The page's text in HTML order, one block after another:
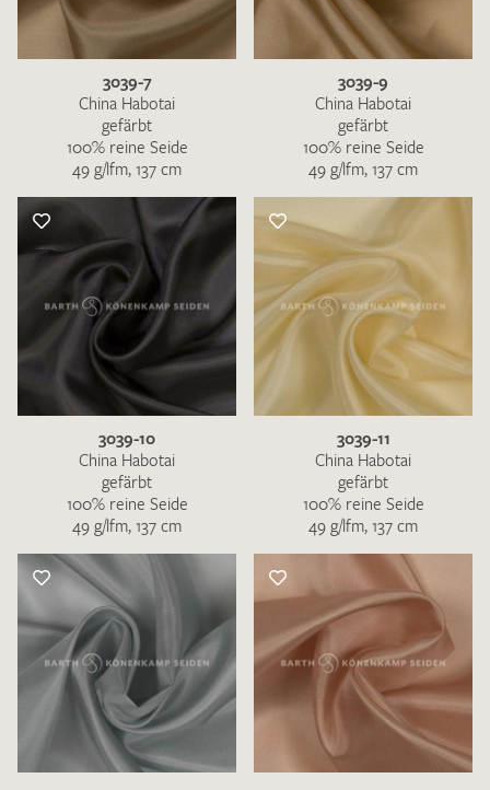
3039-7
China Habotai
gefärbt
100% reine Seide
49 g/lfm, 137 cm
3039-9
China Habotai
gefärbt
100% reine Seide
49 g/lfm, 137 cm
3039-10
China Habotai
gefärbt
100% reine Seide
49 g/lfm, 137 cm
3039-11
China Habotai
gefärbt
100% reine Seide
49 g/lfm, 137 cm